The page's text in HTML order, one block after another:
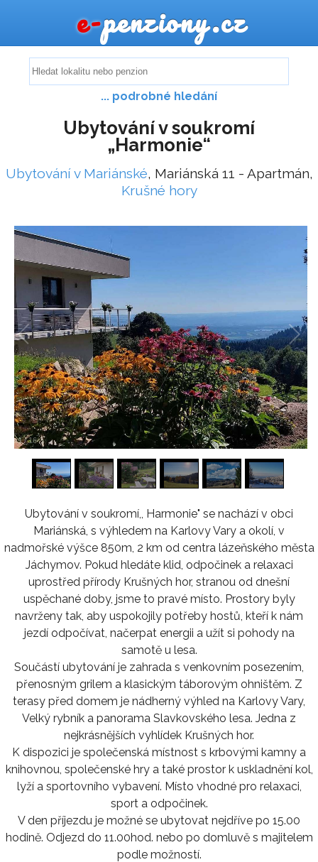
e-penziony.cz
... podrobné hledání
Ubytování v soukromí
„Harmonie“
Ubytování v Mariánské, Mariánská 11 - Apartmán,
Krušné hory
1/16
Ubytování v soukromí,, Harmonie" se nachází v obci
Mariánská, s výhledem na Karlovy Vary a okolí, v
nadmořské výšce 850m, 2 km od centra lázeňského města
Jáchymov. Pokud hledáte klid, odpočinek a relaxaci
uprostřed přírody Krušných hor, stranou od dnešní
uspěchané doby, jsme to pravé místo. Prostory byly
navrženy tak, aby uspokojily potřeby hostů, kteří k nám
jezdí odpočívat, načerpat energii a užít si pohody na
samotě u lesa.
Součástí ubytování je zahrada s venkovním posezením,
přenosným grilem a klasickým táborovým ohništěm. Z
terasy před domem je nádherný výhled na Karlovy Vary,
Velký rybník a panorama Slavkovského lesa. Jedna z
nejkrásnějších vyhlídek Krušných hor.
K dispozici je společenská místnost s krbovými kamny a
knihovnou, společenské hry a také prostor k uskladnění kol,
lyží a sportovního vybavení. Místo vhodné pro relaxaci,
sport a odpočinek.
V den příjezdu je možné se ubytovat nejdříve po 15.00
hodině. Odjezd do 11.00hod. nebo po domluvě s majitelem
podle možností.